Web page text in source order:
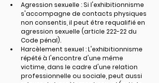
Agression sexuelle : Si l'exhibitionnisme
s'accompagne de contacts physiques
non consentis, il peut être requalifié en
agression sexuelle (article 222-22 du
Code pénal).
Harcèlement sexuel : L'exhibitionnisme
répété à l'encontre d'une même
victime, dans le cadre d'une relation
professionnelle ou sociale, peut aussi